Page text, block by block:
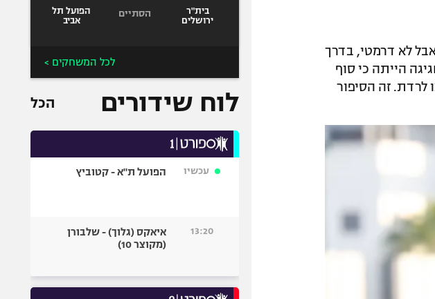
אבל לא דרמטי, בדרך
הייתה כי סוף
לרדת. זה הסיפור
בית"ר
ירושלים
הסתיים
הפועל תל
אביב
לכל המשחקים >
לוח שידורים הכל
עכשיו הפועל ת"א - קטוביץ
13:20
איאקס (גלוך) - שלבורן
(מקוצר 10)